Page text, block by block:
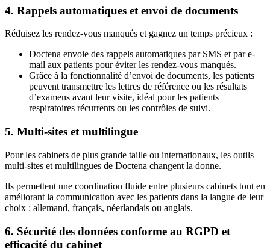
4. Rappels automatiques et envoi de documents
Réduisez les rendez-vous manqués et gagnez un temps précieux :
Doctena envoie des rappels automatiques par SMS et par e-
mail aux patients pour éviter les rendez-vous manqués.
Grâce à la fonctionnalité d’envoi de documents, les patients
peuvent transmettre les lettres de référence ou les résultats
d’examens avant leur visite, idéal pour les patients
respiratoires récurrents ou les contrôles de suivi.
5. Multi-sites et multilingue
Pour les cabinets de plus grande taille ou internationaux, les outils
multi-sites et multilingues de Doctena changent la donne.
Ils permettent une coordination fluide entre plusieurs cabinets tout en
améliorant la communication avec les patients dans la langue de leur
choix : allemand, français, néerlandais ou anglais.
6. Sécurité des données conforme au RGPD et
efficacité du cabinet